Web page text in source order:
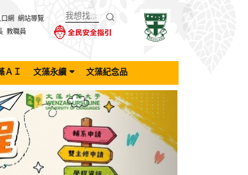
網 網站導覽
教職員
ＡＩ 文藻永續 文藻紀念品
Next